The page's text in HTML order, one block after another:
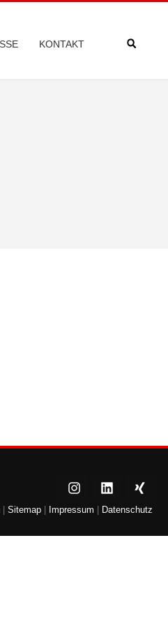
KONTAKT
Sitemap Impressum Datenschutz